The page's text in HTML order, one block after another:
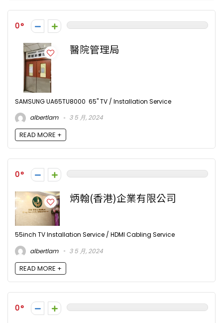
0
醫院管理局
SAMSUNG UA65TU8000 65" TV / Installation Service
albertlam
3 5 月, 2024
READ MORE +
0
炳翰(香港)企業有限公司
55inch TV Installation Service / HDMI Cabling Service
albertlam
3 5 月, 2024
READ MORE +
0